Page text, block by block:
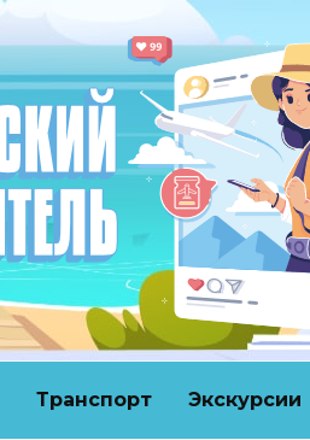
Транспорт Экскурсии